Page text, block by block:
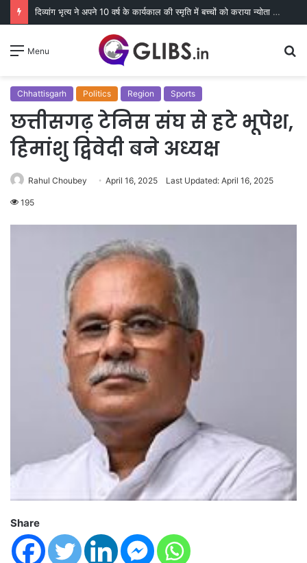
दिव्यांग भृत्य ने अपने 10 वर्ष के कार्यकाल की स्मृति में बच्चों को कराया न्योता भोज
Menu
Chhattisgarh Politics Region Sports
छत्तीसगढ़ टेनिस संघ से हटे भूपेश,
हिमांशु द्विवेदी बने अध्यक्ष
Rahul Choubey April 16, 2025 Last Updated: April 16, 2025
195
Share